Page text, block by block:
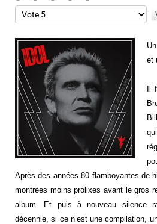
Veuillez
voter
et
Il
Après des années 80 flamboyantes de
montrées moins prolixes avant le gros
album
Et puis à nouveau silence
décennie , si ce n’est une compilation,